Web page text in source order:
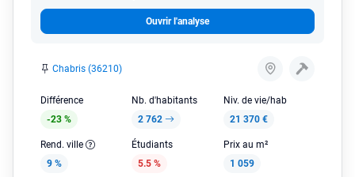
Ouvrir l'analyse
Chabris (36210)
Différence
-23 %
Nb. d'habitants
2 762
Niv. de vie/hab
21 370 €
Rend. ville
9 %
Étudiants
5.5 %
Prix au m²
1 059